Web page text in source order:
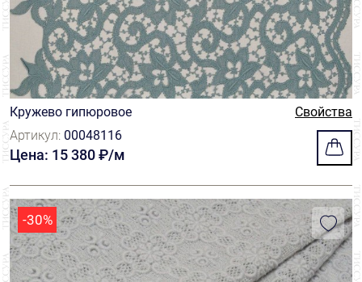
Кружево гипюровое
Свойства
Артикул: 00048116
Цена: 15 380 ₽/м
-30%